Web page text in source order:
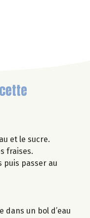
et le sucre.
fraises.
puis passer au
dans un bol d’eau